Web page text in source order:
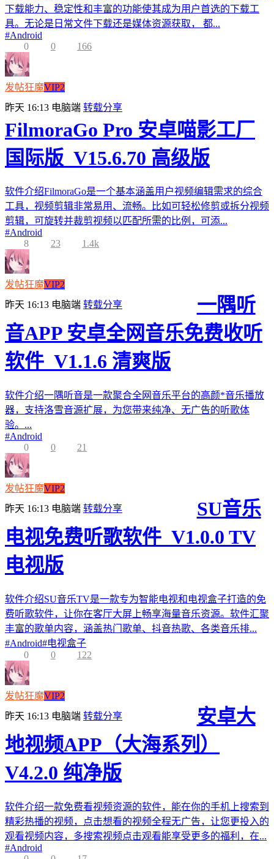
下载能力、稳定性和丰富的功能使其成为用户首选的下载工
具。无论是日常文件下载还是媒体资源获取， 都...
#Android
0
0 166
发帖狂魔VIP2
昨天 16:13 电脑端 转载分享
FilmoraGo Pro 安卓喵影工厂
国际版_V15.6.70 高级版
软件介绍FilmoraGo是一个基本涵盖用户视频编辑需求的综合
工具，视频剪辑非常易用、流畅。比如可轻松修剪或拆分视频
剪辑，可旋转并裁剪视频以匹配所需的比例，可添...
#Android
8
23 1.4k
发帖狂魔VIP2
昨天 16:13 电脑端 转载分享
一隅听
音APP 安卓全网音乐免费收听
软件_V1.1.6 清爽版
软件介绍一隅听音是一款聚合全网音乐平台的高颜*音乐播放
器，支持洛雪音源扩展，为您带来纯净、无广告的听歌体
验。...
#Android
0
0 21
发帖狂魔VIP2
昨天 16:13 电脑端 转载分享
SU音乐
电视免费听歌软件_V1.0.0 TV
电视版
软件介绍SU音乐TV是一款专为智能电视和电视盒子打造的免
费听歌软件，让你在客厅大屏上畅享海量音乐资源。软件汇聚
丰富的歌单内容，涵盖热门歌单、抖音热歌、各类音乐排...
#Android#电视盒子
0
0 122
发帖狂魔VIP2
昨天 16:13 电脑端 转载分享
安卓大
地视频APP（大海系列）
V4.2.0 纯净版
软件介绍一款免费看视频资源的软件，能在你的手机上搜索到
精彩热播的视频，点击想看的视频全程无广告，让您更投入的
观看视频内容，多搜索视频点击观看能享受更多的福利，在...
#Android